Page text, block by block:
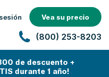
Vea su precio
(800) 253-8203
de descuento +
durante 1 año!